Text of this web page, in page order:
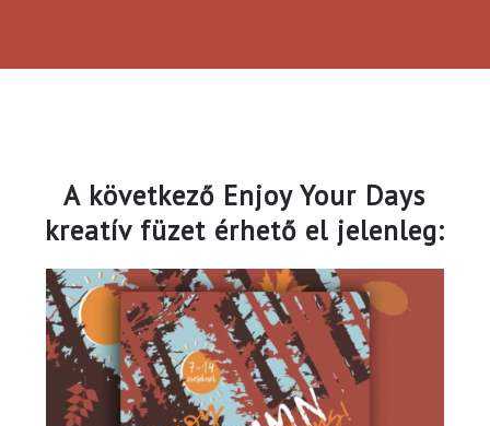
A következő Enjoy Your Days
kreatív füzet érhető el jelenleg: